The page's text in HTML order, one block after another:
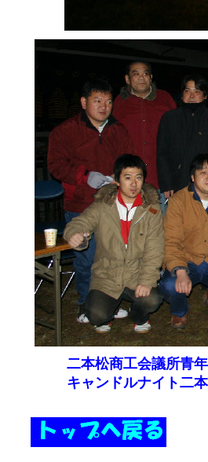
二本松商工会議所青
キャンドルナイト二